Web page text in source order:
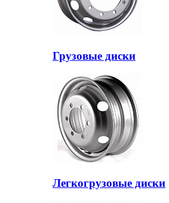
Грузовые диски
Легкогрузовые диски